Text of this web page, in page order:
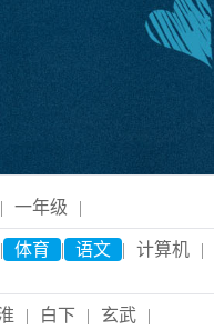
| 一年级 |
| 体育 | 语文 | 计算机 |
| 白下 | 玄武 |